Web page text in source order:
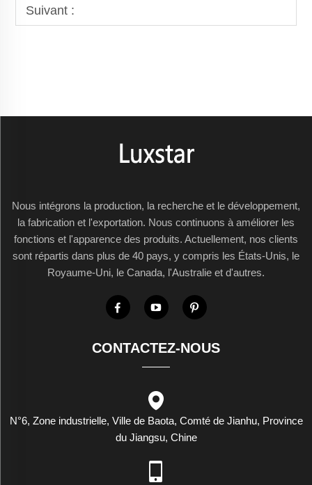
Suivant :
Nous intégrons la production, la recherche et le développement,
la fabrication et l'exportation. Nous continuons à améliorer les
fonctions et l'apparence des produits. Actuellement, nos clients
sont répartis dans plus de 40 pays, y compris les États-Unis, le
Royaume-Uni, le Canada, l'Australie et d'autres.
CONTACTEZ-NOUS
N°6, Zone industrielle, Ville de Baota, Comté de Jianhu, Province
du Jiangsu, Chine